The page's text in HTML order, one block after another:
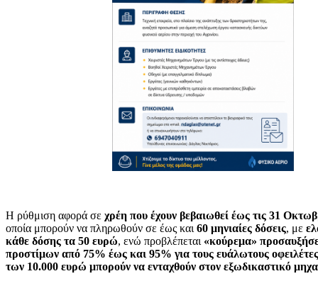
Η ρύθμιση αφορά σε χρέη που έχουν βεβαιωθεί έως τις 31
οποία μπορούν να πληρωθούν σε έως και 60 μηνιαίες δόσεις, με
κάθε δόσης τα 50 ευρώ, ενώ προβλέπεται «κούρεμα»
προστίμων από 75% έως και 95% για τους ευάλωτους οφειλέτες
των 10.000 ευρώ μπορούν να ενταχθούν στον εξωδικαστικό